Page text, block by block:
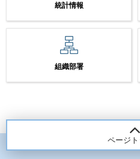
統計情報
組織部署
ページ